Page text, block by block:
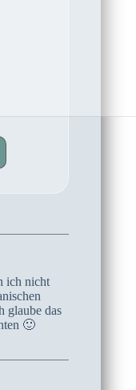
ich nicht
glaube das
🙂